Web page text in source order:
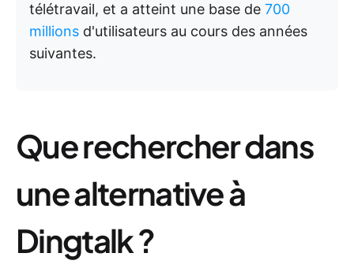
télétravail, et a atteint une base de 700
millions d'utilisateurs au cours des années
suivantes.
Que rechercher dans
une alternative à
Dingtalk ?